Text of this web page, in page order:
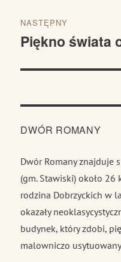
NASTĘPNY
Następny
Piękno świata
DWÓR ROMANY
Dwór Romany znajduje
(gm. Stawiski) około 26
rodzina Dobrzyckich w
okazały
budynek, który zdobi,
malowniczo